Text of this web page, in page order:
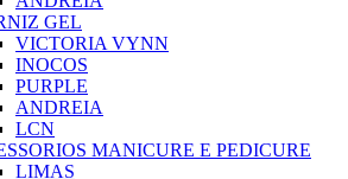
GEL
VICTORIA VYNN
INOCOS
PURPLE
ANDREIA
LCN
MANICURE E PEDICURE
LIMAS